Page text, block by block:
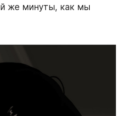
же минуты, как мы